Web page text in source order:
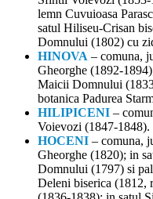
lemn Cuvuioasa
satul Hiliseu-Crisan
Domnului (1802) cu
HINOVA – comuna,
Gheorghe (1892-
Maicii Domnului
botanica Padurea
HILIPICENI –
Voievozi (1847-1848).
HOCENI – comuna,
Gheorghe (1820); in
Domnului (1797) si
Deleni biserica (1812,